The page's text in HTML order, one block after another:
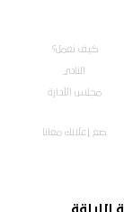
كيف نعمل؟
النادي
مجلس الأدارة
ضع إعلانك معانا
اللياقة